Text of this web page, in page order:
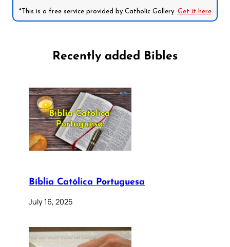
*This is a free service provided by Catholic Gallery. Get it here
Recently added Bibles
Bíblia Católica Portuguesa
July 16, 2025